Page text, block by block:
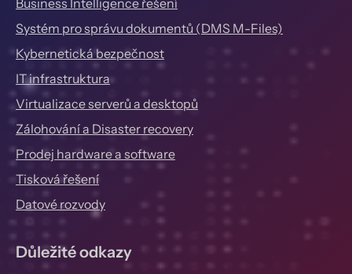
Business Intelligence řešení
Systém pro správu dokumentů (DMS M-Files)
Kybernetická bezpečnost
IT infrastruktura
Virtualizace serverů a desktopů
Zálohování a Disaster recovery
Prodej hardware a software
Tisková řešení
Datové rozvody
Důležité odkazy